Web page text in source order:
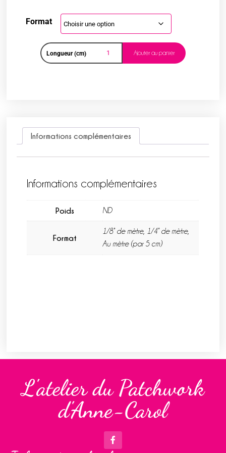
Format
Longueur (cm) Ajouter au panier
Informations complémentaires
Informations complémentaires
Poids ND
Format
1/8° de mètre, 1/4° de mètre,
Au mètre (par 5 cm)
L'atelier du Patchwork
d'Anne-Carol